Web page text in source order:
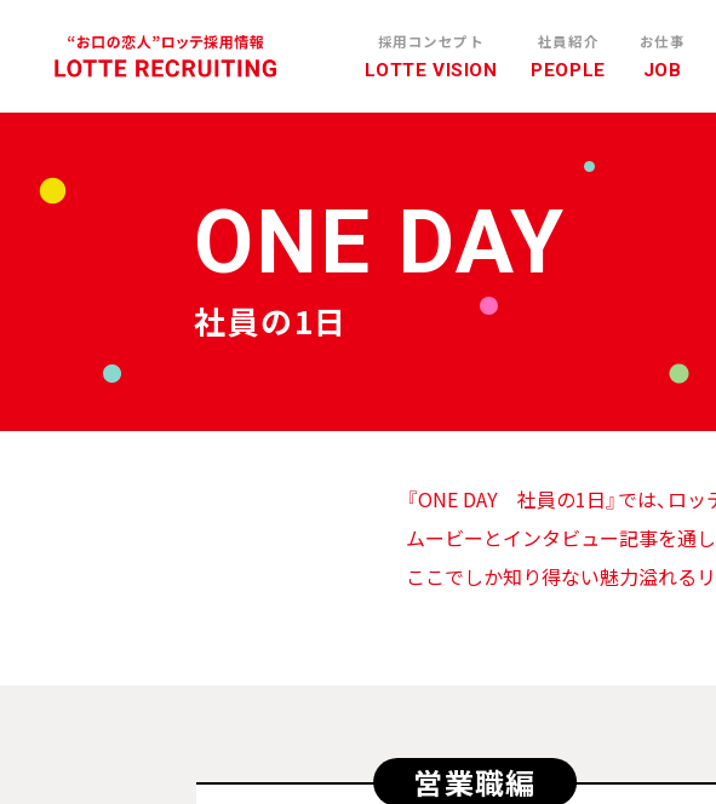
採用コンセプト
LOTTE VISION
社員紹介
PEOPLE
お仕事
JOB
ONE DAY
社員の1日
『ONE DAY 社員の1日』では、ロ
ムービーとインタビュー記事を通
ここでしか知り得ない魅力溢れる
営業職編